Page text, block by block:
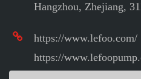
Hangzhou, Zhejiang,
https://www.lefoo.com/
https://